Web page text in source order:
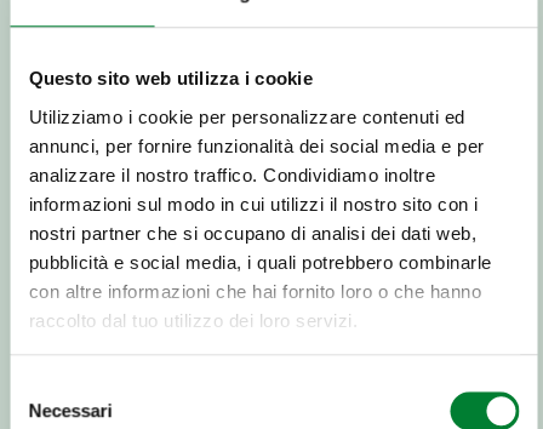
Questo sito web utilizza i cookie
Utilizziamo i cookie per personalizzare contenuti ed
annunci, per fornire funzionalità dei social media e per
analizzare il nostro traffico. Condividiamo inoltre
informazioni sul modo in cui utilizzi il nostro sito con i
nostri partner che si occupano di analisi dei dati web,
pubblicità e social media, i quali potrebbero combinarle
con altre informazioni che hai fornito loro o che hanno
raccolto dal tuo utilizzo dei loro servizi.
delNecessari
sabor sino también por su facilidad de
consumo: ¡basta abrirla con cuidado, desde el
tallo, y pelarla para disfrutarla fácilmente fuera
de casa!La banana también se puede agregar a
ensaladas de frutas y usar para preparar ricos y
deliciosos batidos.